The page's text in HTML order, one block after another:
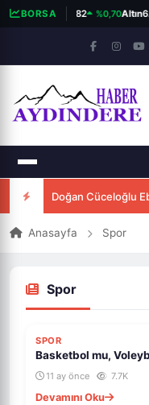
BORSA
10013.798,82 %0,70Altın
Doğan Cüceloğlu
Anasayfa Spor
Spor
SPOR
Basketbol mu,
11 ay önce 7.7K
Devamını Oku